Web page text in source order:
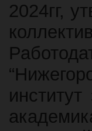
2024гг,